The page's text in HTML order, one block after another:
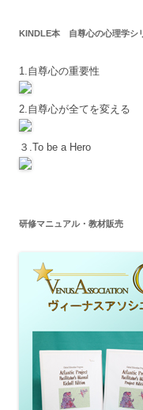
KINDLE本 自尊心の心理学シ
1.自尊心の重要性
2.自尊心が全てを変える
３.To be a Hero
研修マニュアル・教材販売